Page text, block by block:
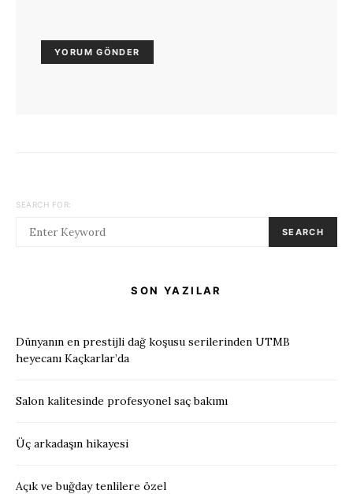
SEARCH FOR:
SEARCH
SON YAZILAR
Dünyanın en prestijli dağ koşusu serilerinden UTMB
heyecanı Kaçkarlar’da
Salon kalitesinde profesyonel saç bakımı
Üç arkadaşın hikayesi
Açık ve buğday tenlilere özel